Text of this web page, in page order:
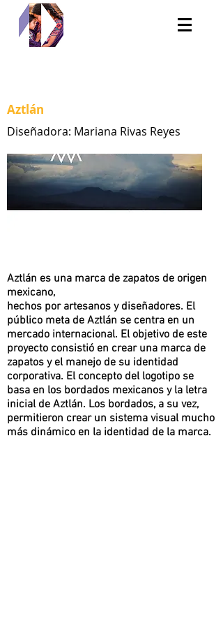
Aztlán
Diseñadora: Mariana Rivas Reyes
Aztlán es una marca de zapatos de origen
mexicano,
hechos por artesanos y diseñadores. El
público meta de Aztlán se centra en un
mercado internacional. El objetivo de este
proyecto consistió en crear una marca de
zapatos y el manejo de su identidad
corporativa. El concepto del logotipo se
basa en los bordados mexicanos y la letra
inicial de Aztlán. Los bordados, a su vez,
permitieron crear un sistema visual mucho
más dinámico en la identidad de la marca.